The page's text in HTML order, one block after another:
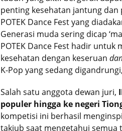
penting kesehatan jantung dan
POTEK Dance Fest yang
Generasi muda sering dicap
POTEK Dance Fest hadir
kesehatan dengan keseruan
K-Pop yang sedang
Salah satu anggota dewan juri,
populer hingga ke negeri
kompetisi ini berhasil
takjub saat mengetahui semua